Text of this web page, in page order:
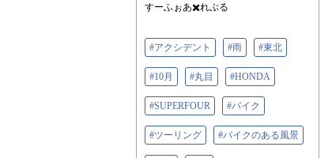
すーふぉあ✖️れぶる
#アクシデント #雨 #東北
#10月 #丸目 #HONDA
#SUPERFOUR #バイク
#ツーリング #バイクのある風景